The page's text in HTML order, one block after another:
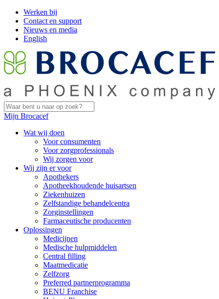
Werken bij
Contact en support
Nieuws en media
English
Mijn Brocacef
Wat wij doen
Voor consumenten
Voor zorgprofessionals
Wij zorgen voor
Wij zijn er voor
Apothekers
Apotheekhoudende huisartsen
Ziekenhuizen
Zelfstandige behandelcentra
Zorginstellingen
Farmaceutische producenten
Oplossingen
Medicijnen
Medische hulpmiddelen
Central filling
Maatmedicatie
Zelfzorg
Preferred partnerprogramma
BENU Franchise